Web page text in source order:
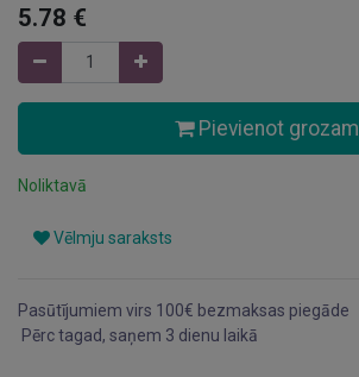
5.78 €
Pievienot grozam
Noliktavā
Vēlmju saraksts
Pasūtījumiem virs 100€ bezmaksas piegāde
Pērc tagad, saņem 3 dienu laikā